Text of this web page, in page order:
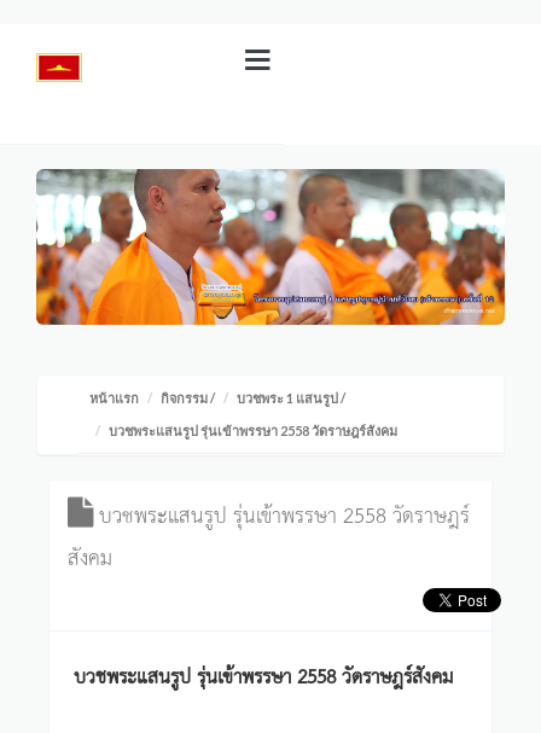
หน้าแรก กิจกรรม/ บวชพระ 1 แสนรูป/
บวชพระแสนรูป รุ่นเข้าพรรษา 2558 วัดราษฎร์สังคม
บวชพระแสนรูป รุ่นเข้าพรรษา 2558 วัดราษฎร์
สังคม
บวชพระแสนรูป รุ่นเข้าพรรษา 2558 วัดราษฎร์สังคม